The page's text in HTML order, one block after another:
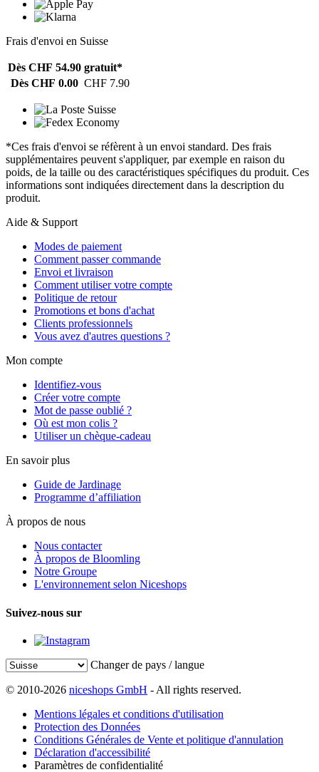
Frais d'envoi en Suisse
Dès CHF 54.90 gratuit*
Dès CHF 0.00 CHF 7.90
*Ces frais d'envoi se réfèrent à un envoi standard. Des frais
supplémentaires peuvent s'appliquer, par exemple en raison du
poids, de la taille ou des caractéristiques spécifiques du produit. Ces
informations sont indiquées directement dans la description du
produit.
Aide & Support
Modes de paiement
Comment passer commande
Envoi et livraison
Comment utiliser votre compte
Politique de retour
Promotions et bons d'achat
Clients professionnels
Vous avez d'autres questions ?
Mon compte
Identifiez-vous
Créer votre compte
Mot de passe oublié ?
Où est mon colis ?
Utiliser un chèque-cadeau
En savoir plus
Guide de Jardinage
Programme d’affiliation
À propos de nous
Nous contacter
À propos de Bloomling
Notre Groupe
L'environnement selon Niceshops
Suivez-nous sur
Changer de pays / langue
© 2010-2026 niceshops GmbH - All rights reserved.
Mentions légales et conditions d'utilisation
Protection des Données
Conditions Générales de Vente et politique d'annulation
Déclaration d'accessibilité
Paramètres de confidentialité